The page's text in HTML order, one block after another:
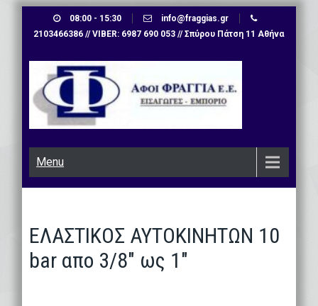
08:00 - 15:30
info@fraggias.gr
2103466386 // VIBER: 6987 690 053 // Σπύρου Πάτση 11 Αθήνα
Menu
ΕΛΑΣΤΙΚΟΣ ΑΥΤΟΚΙΝΗΤΩΝ 10
bar απο 3/8″ ως 1″